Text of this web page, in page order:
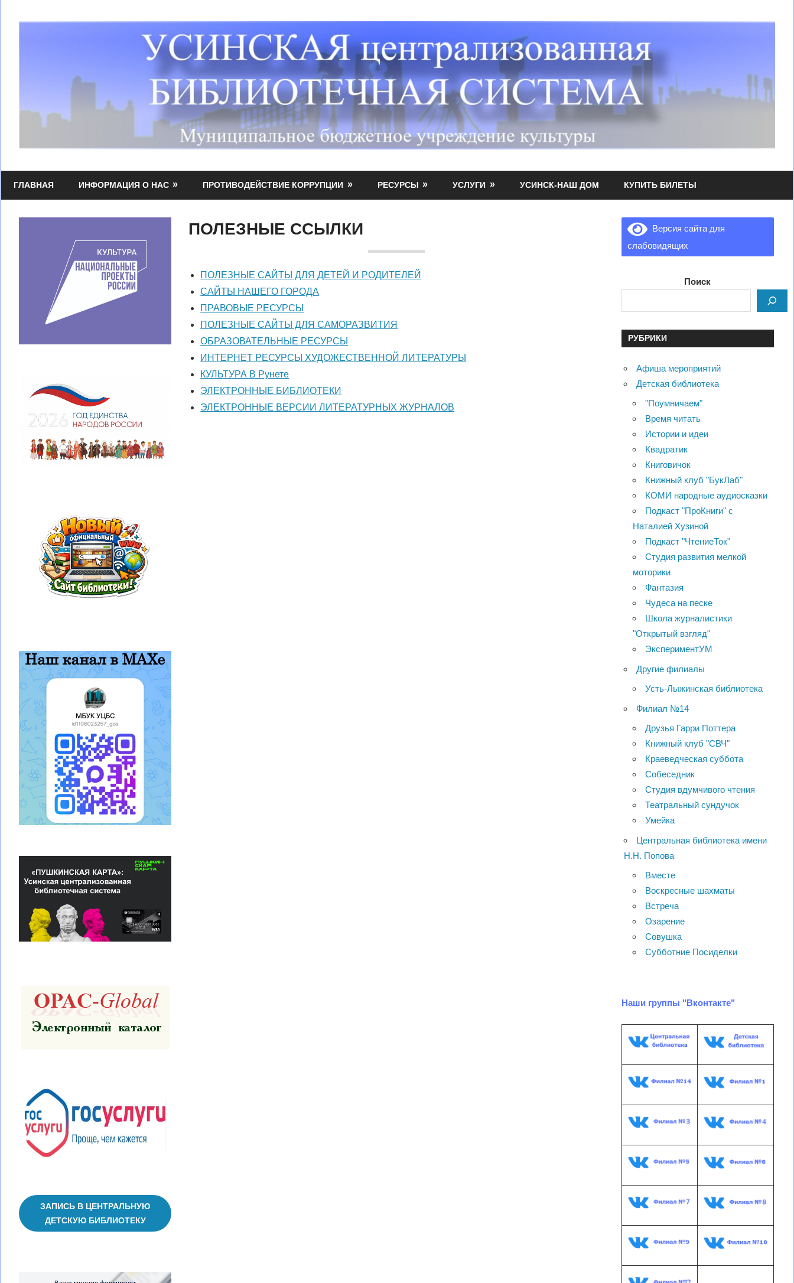
МБУК
УЦБС
библиотечная
ГЛАВНАЯ ИНФОРМАЦИЯ О НАС ПРОТИВОДЕЙСТВИЕ КОРРУПЦИИ РЕСУРСЫ УСЛУГИ УСИНСК-НАШ ДОМ КУПИТЬ БИЛЕТЫ
ПОЛЕЗНЫЕ ССЫЛКИ
ПОЛЕЗНЫЕ САЙТЫ ДЛЯ ДЕТЕЙ И РОДИТЕЛЕЙ
САЙТЫ НАШЕГО ГОРОДА
ПРАВОВЫЕ РЕСУРСЫ
ПОЛЕЗНЫЕ САЙТЫ ДЛЯ САМОРАЗВИТИЯ
ОБРАЗОВАТЕЛЬНЫЕ РЕСУРСЫ
ИНТЕРНЕТ РЕСУРСЫ ХУДОЖЕСТВЕННОЙ ЛИТЕРАТУРЫ
КУЛЬТУРА В Рунете
ЭЛЕКТРОННЫЕ БИБЛИОТЕКИ
ЭЛЕКТРОННЫЕ ВЕРСИИ ЛИТЕРАТУРНЫХ ЖУРНАЛОВ
ЗАПИСЬ В ЦЕНТРАЛЬНУЮ
ДЕТСКУЮ БИБЛИОТЕКУ
Версия сайта для
слабовидящих
Поиск
РУБРИКИ
Афиша мероприятий
Детская библиотека
"Поумничаем"
Время читать
Истории и идеи
Квадратик
Книговичок
Книжный клуб "БукЛаб"
КОМИ народные аудиосказки
Подкаст "ПроКниги" с
Наталией Хузиной
Подкаст "ЧтениеТок"
Студия развития мелкой
моторики
Фантазия
Чудеса на песке
Школа журналистики
"Открытый взгляд"
ЭкспериментУМ
Другие филиалы
Усть-Лыжинская библиотека
Филиал №14
Друзья Гарри Поттера
Книжный клуб "СВЧ"
Краеведческая суббота
Собеседник
Студия вдумчивого чтения
Театральный сундучок
Умейка
Центральная библиотека имени
Н.Н. Попова
Вместе
Воскресные шахматы
Встреча
Озарение
Совушка
Субботние Посиделки
Наши группы "Вконтакте"